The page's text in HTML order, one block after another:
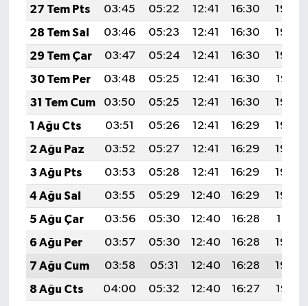
27 Tem Pts
03:45 05:22 12:41 16:30
19:49
28 Tem Sal
03:46 05:23 12:41 16:30
19:49
29 Tem Çar
03:47 05:24 12:41 16:30
19:48
30 Tem Per
03:48 05:25 12:41 16:30
19:47
31 Tem Cum
03:50 05:25 12:41 16:30
19:46
1 Ağu Cts
03:51 05:26 12:41 16:29
19:45
2 Ağu Paz
03:52 05:27 12:41 16:29
19:44
3 Ağu Pts
03:53 05:28 12:41 16:29
19:43
4 Ağu Sal
03:55 05:29 12:40 16:29
19:42
5 Ağu Çar
03:56 05:30 12:40 16:28
19:41
6 Ağu Per
03:57 05:30 12:40 16:28
19:40
7 Ağu Cum
03:58 05:31 12:40 16:28
19:39
8 Ağu Cts
04:00 05:32 12:40 16:27
19:38